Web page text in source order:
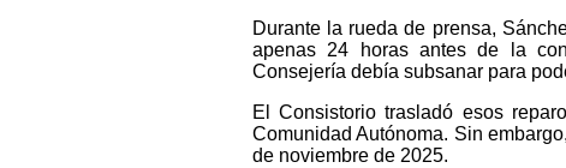
Durante la rueda de prensa,
apenas 24 horas antes de la
Consejería debía subsanar para
El Consistorio trasladó esos
Comunidad Autónoma. Sin
de noviembre de 2025.